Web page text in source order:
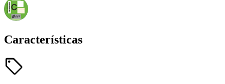
Características
sell